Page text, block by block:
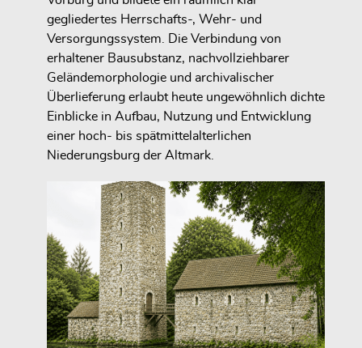
gegliedertes Herrschafts-, Wehr- und
Versorgungssystem. Die Verbindung von
erhaltener Bausubstanz, nachvollziehbarer
Geländemorphologie und archivalischer
Überlieferung erlaubt heute ungewöhnlich dichte
Einblicke in Aufbau, Nutzung und Entwicklung
einer hoch- bis spätmittelalterlichen
Niederungsburg der Altmark.